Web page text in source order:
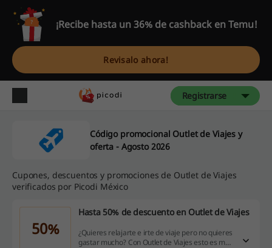
¡Recibe hasta un 36% de cashback en Temu!
Revisalo ahora!
Registrarse
Código promocional Outlet de Viajes y
oferta - Agosto 2026
Cupones, descuentos y promociones de Outlet de Viajes
verificados por Picodi México
50%
Hasta 50% de descuento en Outlet de Viajes
¿Quieres relajarte e irte de viaje pero no quieres
gastar mucho? Con Outlet de Viajes esto es muy